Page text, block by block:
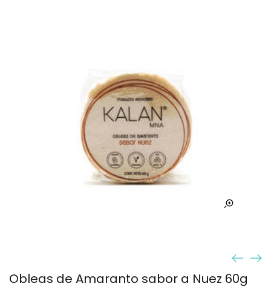
Obleas de Amaranto sabor a Nuez 60g